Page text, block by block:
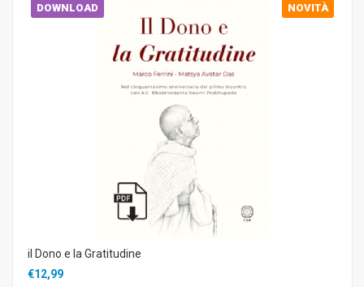
DOWNLOAD NOVITÀ
il Dono e la Gratitudine
€12,99